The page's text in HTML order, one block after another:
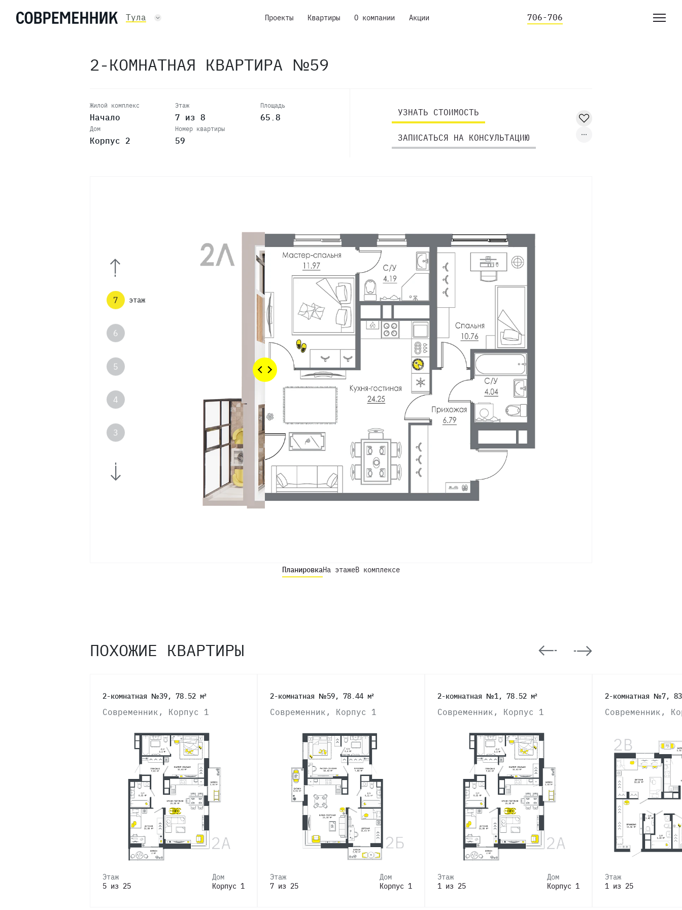
Тула Проекты Квартиры О компании Акции 706-706
2-КОМНАТНАЯ КВАРТИРА №59
Жилой комплекс
Начало
Дом
Корпус 2
Этаж
7 из 8
Номер квартиры
59
Площадь
65.8 УЗНАТЬ СТОИМОСТЬ
ЗАПИСАТЬСЯ НА КОНСУЛЬТАЦИЮ
8
7 этаж
6
5
4
3
2
ПланировкаНа этажеВ комплексе
ПОХОЖИЕ КВАРТИРЫ
2-комнатная №39, 78.52 м²
Современник, Корпус 1
Этаж
5 из 25
Дом
Корпус 1
2-комнатная №59, 78.44 м²
Современник, Корпус 1
Этаж
7 из 25
Дом
Корпус 1
2-комнатная №1, 78.52 м²
Современник, Корпус 1
Этаж
1 из 25
Дом
Корпус 1
2-комнатная №7,
Современник,
Этаж
1 из 25